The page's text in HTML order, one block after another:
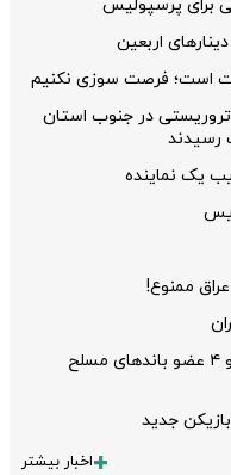
برای پرسپولیس
اربعین
است؛ فرصت سوزی نکنیم
در جنوب استان
رسیدند
یک نماینده
ممنوع!
وزارت اطلاعات: ۲۱ عامل موساد و ۴ عضو باندهای مسلح
اخبار بیشتر